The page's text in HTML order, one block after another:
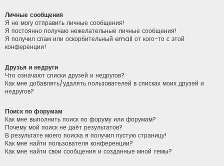
Личные сообщения
Я не могу отправить личные сообщения!
Я постоянно получаю нежелательные личные сообщения!
Я получил спам или оскорбительный email от кого-то с этой
конференции!
Друзья и недруги
Что означают списки друзей и недругов?
Как мне добавлять/удалять пользователей в списках моих друзей и
недругов?
Поиск по форумам
Как мне выполнить поиск по форуму или форумам?
Почему мой поиск не даёт результатов?
В результате моего поиска я получил пустую страницу!
Как мне найти пользователя конференции?
Как мне найти свои сообщения и созданные мной темы?